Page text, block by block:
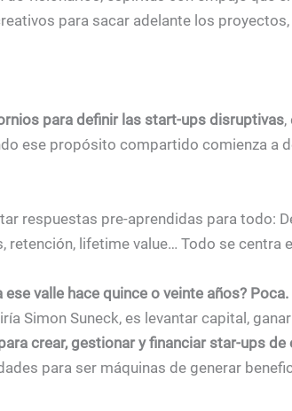
para sacar adelante los proyectos,
para definir las start-ups disruptivas,
ese propósito compartido comienza a
respuestas pre-aprendidas para todo:
lifetime value… Todo se centra
valle hace quince o veinte años? Poca.
Simon Suneck, es levantar capital,
crear, gestionar y financiar star-ups
para ser máquinas de generar